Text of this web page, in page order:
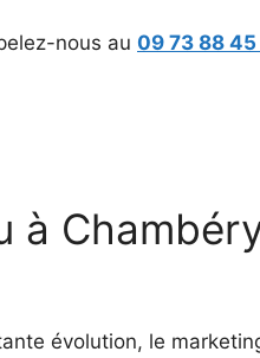
nous au 09 73 88 45
à
évolution, le